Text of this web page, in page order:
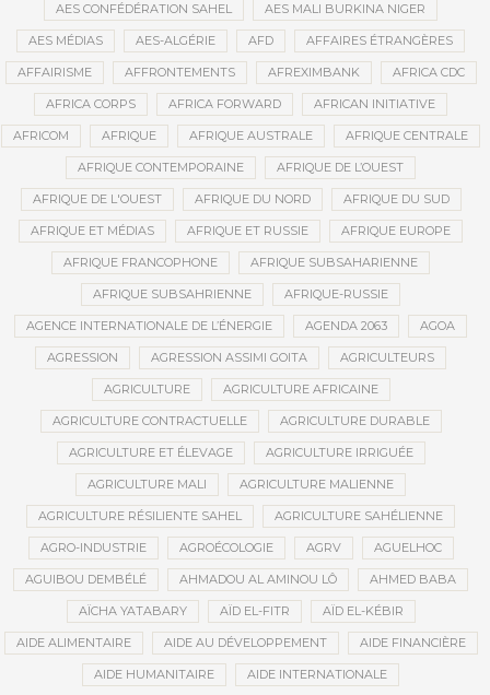
AES CONFÉDÉRATION SAHEL AES MALI BURKINA NIGER
AES MÉDIAS AES-ALGÉRIE AFD AFFAIRES ÉTRANGÈRES
AFFAIRISME AFFRONTEMENTS AFREXIMBANK AFRICA CDC
AFRICA CORPS AFRICA FORWARD AFRICAN INITIATIVE
AFRICOM AFRIQUE AFRIQUE AUSTRALE AFRIQUE CENTRALE
AFRIQUE CONTEMPORAINE AFRIQUE DE L’OUEST
AFRIQUE DE L'OUEST AFRIQUE DU NORD AFRIQUE DU SUD
AFRIQUE ET MÉDIAS AFRIQUE ET RUSSIE AFRIQUE EUROPE
AFRIQUE FRANCOPHONE AFRIQUE SUBSAHARIENNE
AFRIQUE SUBSAHRIENNE AFRIQUE-RUSSIE
AGENCE INTERNATIONALE DE L’ÉNERGIE AGENDA 2063 AGOA
AGRESSION AGRESSION ASSIMI GOITA AGRICULTEURS
AGRICULTURE AGRICULTURE AFRICAINE
AGRICULTURE CONTRACTUELLE AGRICULTURE DURABLE
AGRICULTURE ET ÉLEVAGE AGRICULTURE IRRIGUÉE
AGRICULTURE MALI AGRICULTURE MALIENNE
AGRICULTURE RÉSILIENTE SAHEL AGRICULTURE SAHÉLIENNE
AGRO-INDUSTRIE AGROÉCOLOGIE AGRV AGUELHOC
AGUIBOU DEMBÉLÉ AHMADOU AL AMINOU LÔ AHMED BABA
AÏCHA YATABARY AÏD EL-FITR AÏD EL-KÉBIR
AIDE ALIMENTAIRE AIDE AU DÉVELOPPEMENT AIDE FINANCIÈRE
AIDE HUMANITAIRE AIDE INTERNATIONALE